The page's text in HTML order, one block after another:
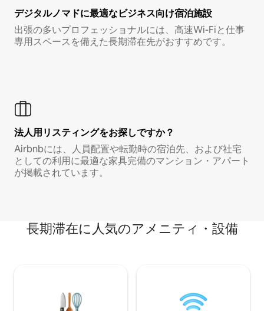
デジタルノマド⁠に最⁠適⁠なビ⁠ジ⁠ネ⁠ス⁠向⁠け宿⁠泊⁠施⁠設
出張の多いプロフェッショナルには、高速Wi-Fiと仕事
専用スペースを備えた長期滞在先がおすすめです。
法人用リスティングをお探しですか？
Airbnbには、人員配置や転勤時の宿泊先、および社宅
としての利用に最適な家具完備のマンション・アパート
が掲載されています。
長期滞在に人気のアメニティ・設備